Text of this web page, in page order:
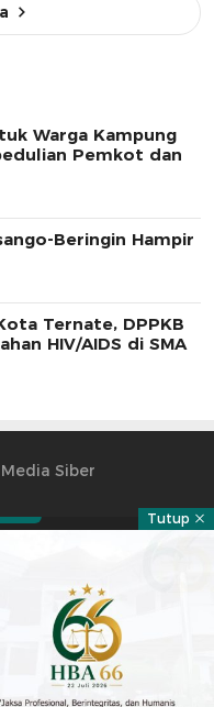
Warga Kampung
Pemkot dan
Beringin Hampir
Ternate, DPPKB
HIV/AIDS di SMA
Siber
Tutup